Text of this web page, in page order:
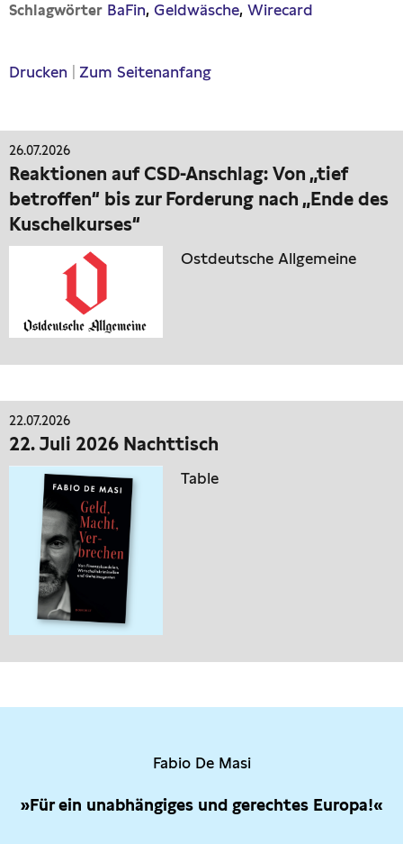
Schlagwörter BaFin Geldwäsche Wirecard
Drucken Zum Seitenanfang
26.07.2026
Reaktionen auf CSD-Anschlag: Von „tief
betroffen“ bis zur Forderung nach „Ende des
Kuschelkurses“
Ostdeutsche Allgemeine
22.07.2026
22. Juli 2026 Nachttisch
Table
Fabio De Masi
»Für ein unabhängiges und gerechtes Europa!«